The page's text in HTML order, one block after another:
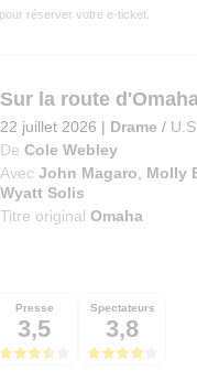
réserver votre e-ticket.
Sur la route
22 juillet 2026 | Drame /
De Cole Webley
Avec John Magaro Molly
Wyatt Solis
Titre originalOmaha
Presse
3,5
Spectateurs
3,8